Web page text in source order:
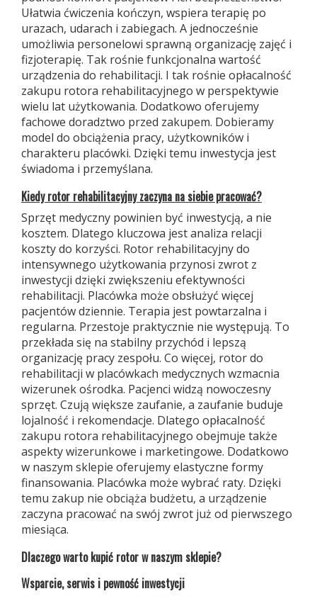
Ułatwia ćwiczenia kończyn, wspiera terapię po
urazach, udarach i zabiegach. A jednocześnie
umożliwia personelowi sprawną organizację zajęć i
fizjoterapię. Tak rośnie funkcjonalna wartość
urządzenia do rehabilitacji. I tak rośnie opłacalność
zakupu rotora rehabilitacyjnego w perspektywie
wielu lat użytkowania. Dodatkowo oferujemy
fachowe doradztwo przed zakupem. Dobieramy
model do obciążenia pracy, użytkowników i
charakteru placówki. Dzięki temu inwestycja jest
świadoma i przemyślana.
Kiedy rotor rehabilitacyjny zaczyna na siebie pracować?
Sprzęt medyczny powinien być inwestycją, a nie
kosztem. Dlatego kluczowa jest analiza relacji
koszty do korzyści. Rotor rehabilitacyjny do
intensywnego użytkowania przynosi zwrot z
inwestycji dzięki zwiększeniu efektywności
rehabilitacji. Placówka może obsłużyć więcej
pacjentów dziennie. Terapia jest powtarzalna i
regularna. Przestoje praktycznie nie występują. To
przekłada się na stabilny przychód i lepszą
organizację pracy zespołu. Co więcej, rotor do
rehabilitacji w placówkach medycznych wzmacnia
wizerunek ośrodka. Pacjenci widzą nowoczesny
sprzęt. Czują większe zaufanie, a zaufanie buduje
lojalność i rekomendacje. Dlatego opłacalność
zakupu rotora rehabilitacyjnego obejmuje także
aspekty wizerunkowe i marketingowe. Dodatkowo
w naszym sklepie oferujemy elastyczne formy
finansowania. Placówka może wybrać raty. Dzięki
temu zakup nie obciąża budżetu, a urządzenie
zaczyna pracować na swój zwrot już od pierwszego
miesiąca.
Dlaczego warto kupić rotor w naszym sklepie?
Wsparcie, serwis i pewność inwestycji